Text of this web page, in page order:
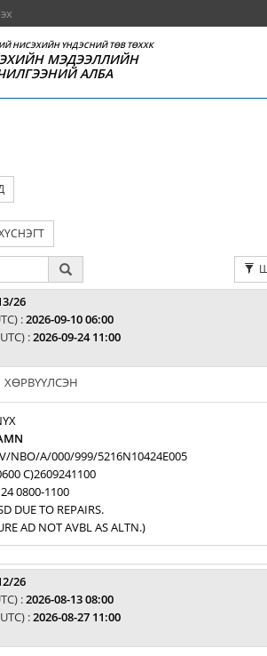
НИСЭХИЙН ҮНДЭСНИЙ ТӨВ ТӨХХК
МЭДЭЭЛЛИЙН
АЛБА
26
:2026-09-10 06:00
:2026-09-24 11:00
ХӨРВҮҮЛСЭН
NBO/A/000/999/5216N10424E005
C)2609241100
0800-1100
DUE TO REPAIRS.
AD NOT AVBL AS ALTN.)
26
:2026-08-13 08:00
:2026-08-27 11:00